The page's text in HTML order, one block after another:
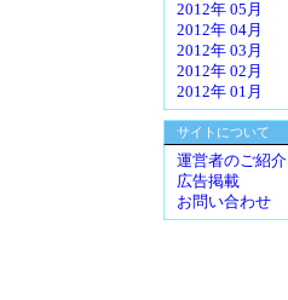
2012年 05月
2012年 04月
2012年 03月
2012年 02月
2012年 01月
サイトについて
運営者のご紹介
広告掲載
お問い合わせ